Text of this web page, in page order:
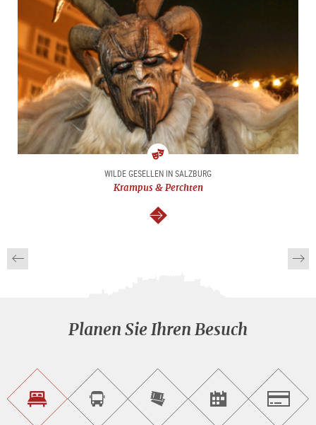
Kunst
&
WILDE GESELLEN IN SALZBURG
Krampus & Perchten
weiter
Planen Sie Ihren Besuch
Unterkunft<br>findenSightseeing<br>Tour
buchen
Tickets
online<br>kaufen
Events<br>finden